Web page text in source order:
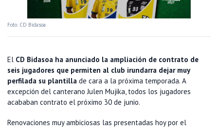
Foto: CD Bidasoa
El CD Bidasoa ha anunciado la ampliación de contrato de
seis jugadores que permiten al club irundarra dejar muy
perfilada su plantilla de cara a la próxima temporada. A
excepción del canterano Julen Mujika, todos los jugadores
acababan contrato el próximo 30 de junio.
Renovaciones muy ambiciosas las presentadas hoy por el